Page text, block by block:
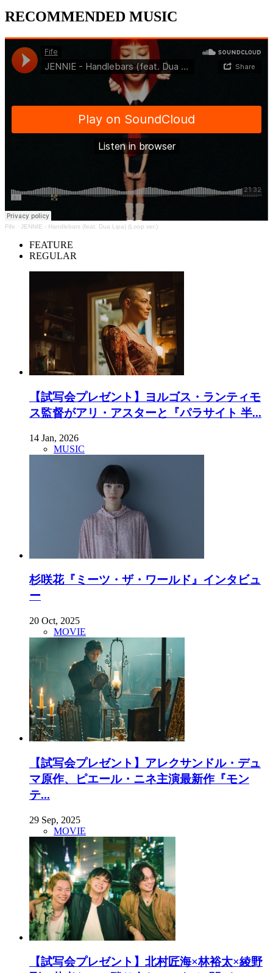
RECOMMENDED MUSIC
Fife · JENNIE - Handlebars (feat. Dua Lipa) (Loop ver.)
FEATURE
REGULAR
【試写会プレゼント】ヨルゴス・ランティモ
ス監督がアリ・アスターと『パラサイト 半...
14 Jan, 2026
MUSIC
杉咲花『ミーツ・ザ・ワールド』インタビュ
ー
20 Oct, 2025
MOVIE
【試写会プレゼント】アレクサンドル・デュ
マ原作、ピエール・ニネ主演最新作『モン
テ...
29 Sep, 2025
MOVIE
【試写会プレゼント】北村匠海×林裕太×綾野